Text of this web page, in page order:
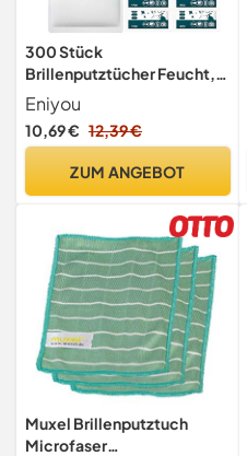
300 Stück
Brillenputztücher Feucht,
Brillenputztücher, Glasses
Wipes, Einzeln Verpackt für
Einfachen Transport,
Brillen, Kontaktlinsen,
Eniyou
10,69 € 12,39 €
ZUM ANGEBOT
Muxel Brillenputztuch
Microfaser